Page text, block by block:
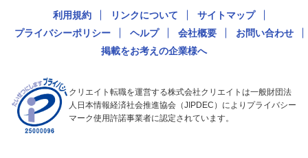
利用規約 リンクについて
サイトマップ
プライバシーポリシー
ヘルプ 会社概要
お問い合わせ
掲載をお考えの企業様へ
クリエイト転職を運営する株式会社クリエイトは一般財団法
人日本情報経済社会推進協会（JIPDEC）によりプライバシー
マーク使用許諾事業者に認定されています。